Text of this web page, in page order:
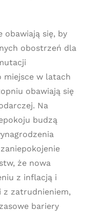
obawiają się, by
obostrzeń dla
miejsce w latach
obawiają się
Na
budzą
że nowa
z inflacją i
z zatrudnieniem,
bariery